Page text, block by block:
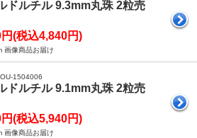
ドルチル 9.3mm丸珠 2粒売
(税込4,840円)
画像商品お届け
1504006
ドルチル 9.1mm丸珠 2粒売
(税込5,940円)
画像商品お届け